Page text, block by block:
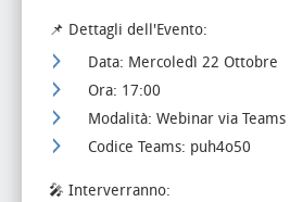
📌 Dettagli dell'Evento:
Data: Mercoledì 22 Ottobre
Ora: 17:00
Modalità: Webinar via Teams
Codice Teams: puh4o50
🎤 Interverranno: